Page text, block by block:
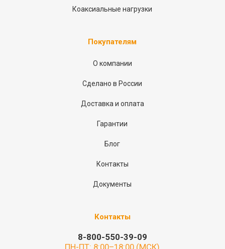
Коаксиальные нагрузки
Покупателям
О компании
Сделано в России
Доставка и оплата
Гарантии
Блог
Контакты
Документы
Контакты
8-800-550-39-09
ПН-ПТ: 8:00–18:00 (МСК)